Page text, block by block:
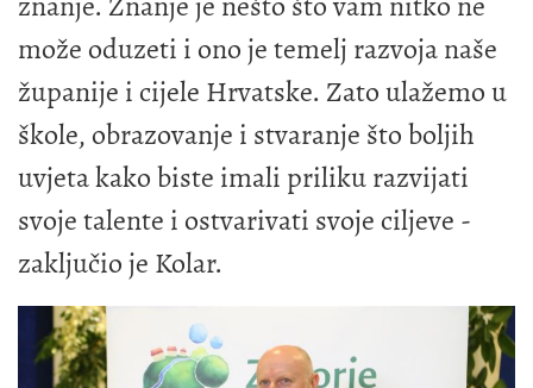
može oduzeti i ono je temelj razvoja naše
županije i cijele Hrvatske. Zato ulažemo u
škole, obrazovanje i stvaranje što boljih
uvjeta kako biste imali priliku razvijati
svoje talente i ostvarivati svoje ciljeve -
zaključio je Kolar.